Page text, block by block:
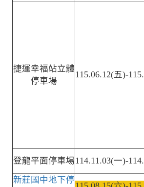
捷運幸福站立體
停車場
115.06.12(五)-
登龍平面停車場114.11.03(一)-
新莊國中地下停